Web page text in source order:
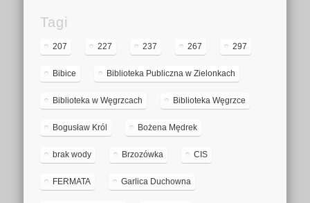
Tagi
207 227 237 267 297
Bibice Biblioteka Publiczna w Zielonkach
Biblioteka w Węgrzcach Biblioteka Węgrzce
Bogusław Król Bożena Mędrek
brak wody Brzozówka CIS
FERMATA Garlica Duchowna